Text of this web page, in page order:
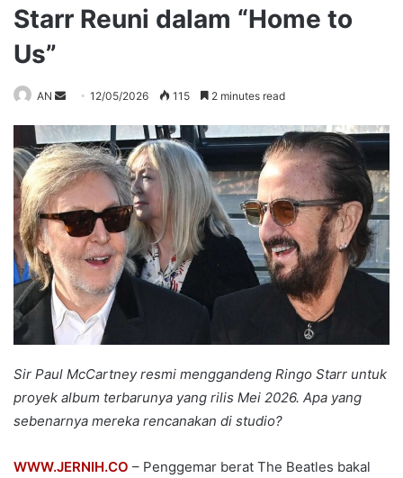
Starr Reuni dalam “Home to
Us”
AN
Send
email
12/05/2026 115 2 minutes read
Sir Paul McCartney resmi menggandeng Ringo Starr untuk
proyek album terbarunya yang rilis Mei 2026. Apa yang
sebenarnya mereka rencanakan di studio?
WWW.JERNIH.CO – Penggemar berat The Beatles bakal